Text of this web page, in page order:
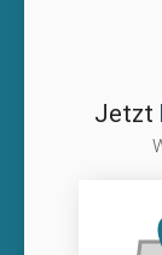
Jetzt